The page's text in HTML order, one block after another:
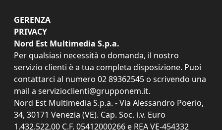
GERENZA
PRIVACY
Nord Est Multimedia S.p.a.
Per qualsiasi necessità o domanda, il nostro
servizio clienti è a tua completa disposizione. Puoi
contattarci al numero 02 89362545 o scrivendo una
mail a servizioclienti@grupponem.it.
Nord Est Multimedia S.p.a. - Via Alessandro Poerio,
34, 30171 Venezia (VE). Cap. Soc. i.v. Euro
1.432.522,00 C.F. 05412000266 e REA VE-454332